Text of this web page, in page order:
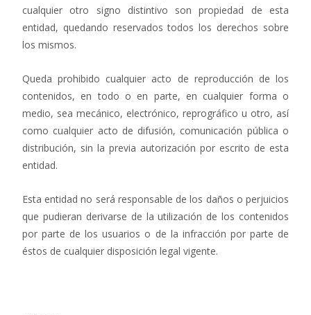
cualquier otro signo distintivo son propiedad de esta
entidad, quedando reservados todos los derechos sobre
los mismos.
Queda prohibido cualquier acto de reproducción de los
contenidos, en todo o en parte, en cualquier forma o
medio, sea mecánico, electrónico, reprográfico u otro, así
como cualquier acto de difusión, comunicación pública o
distribución, sin la previa autorización por escrito de esta
entidad.
Esta entidad no será responsable de los daños o perjuicios
que pudieran derivarse de la utilización de los contenidos
por parte de los usuarios o de la infracción por parte de
éstos de cualquier disposición legal vigente.